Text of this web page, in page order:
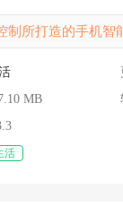
制所打造的手机智
MB
活